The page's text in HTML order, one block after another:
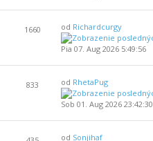
1660 od Richardcurgy
Pia 07. Aug 2026 5:49:56
833 od RhetaPug
Sob 01. Aug 2026 23:42:30
od Sonjihaf